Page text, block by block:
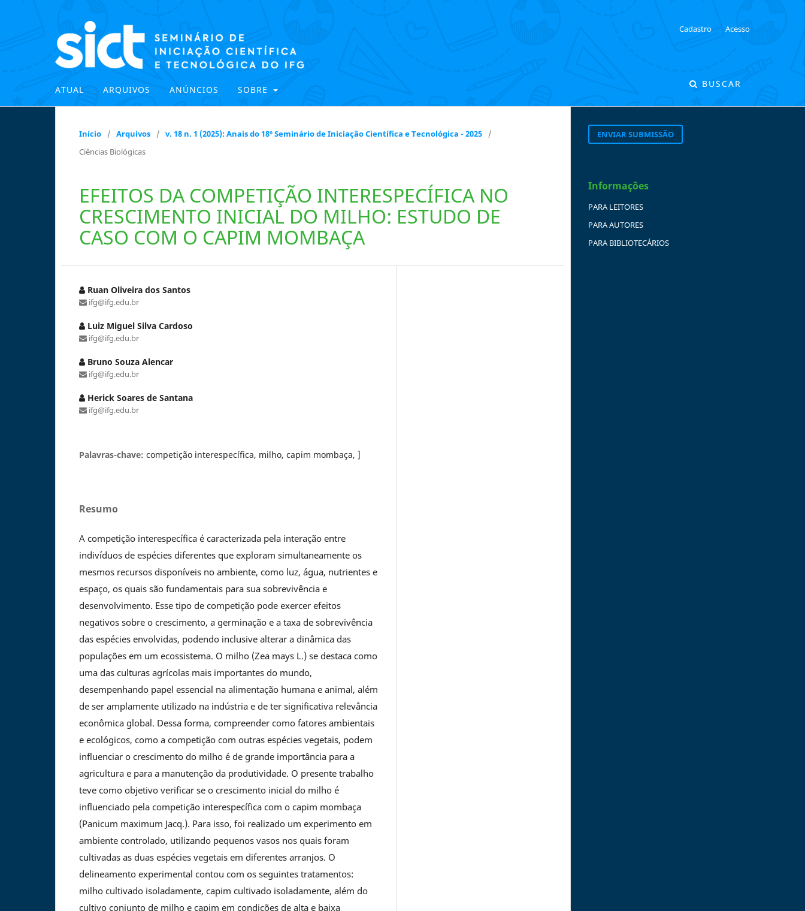
ATUAL ARQUIVOS ANÚNCIOS SOBRE
BUSCAR
Cadastro Acesso
Início / Arquivos / v. 18 n. 1 (2025): Anais do 18º Seminário de Iniciação Científica e Tecnológica - 2025
/
Ciências Biológicas
EFEITOS DA COMPETIÇÃO INTERESPECÍFICA NO
CRESCIMENTO INICIAL DO MILHO: ESTUDO DE
CASO COM O CAPIM MOMBAÇA
Ruan Oliveira dos Santos
ifg@ifg.edu.br
Luiz Miguel Silva Cardoso
ifg@ifg.edu.br
Bruno Souza Alencar
ifg@ifg.edu.br
Herick Soares de Santana
ifg@ifg.edu.br
Palavras-chave: competição interespecífica, milho, capim mombaça, ]
Resumo
A competição interespecífica é caracterizada pela interação entre
indivíduos de espécies diferentes que exploram simultaneamente os
mesmos recursos disponíveis no ambiente, como luz, água, nutrientes e
espaço, os quais são fundamentais para sua sobrevivência e
desenvolvimento. Esse tipo de competição pode exercer efeitos
negativos sobre o crescimento, a germinação e a taxa de sobrevivência
das espécies envolvidas, podendo inclusive alterar a dinâmica das
populações em um ecossistema. O milho (Zea mays L.) se destaca como
uma das culturas agrícolas mais importantes do mundo,
desempenhando papel essencial na alimentação humana e animal, além
de ser amplamente utilizado na indústria e de ter significativa relevância
econômica global. Dessa forma, compreender como fatores ambientais
e ecológicos, como a competição com outras espécies vegetais, podem
influenciar o crescimento do milho é de grande importância para a
agricultura e para a manutenção da produtividade. O presente trabalho
teve como objetivo verificar se o crescimento inicial do milho é
influenciado pela competição interespecífica com o capim mombaça
(Panicum maximum Jacq.). Para isso, foi realizado um experimento em
ambiente controlado, utilizando pequenos vasos nos quais foram
cultivadas as duas espécies vegetais em diferentes arranjos. O
delineamento experimental contou com os seguintes tratamentos:
milho cultivado isoladamente, capim cultivado isoladamente, além do
cultivo conjunto de milho e capim em condições de alta e baixa
ENVIAR SUBMISSÃO
Informações
PARA LEITORES
PARA AUTORES
PARA BIBLIOTECÁRIOS